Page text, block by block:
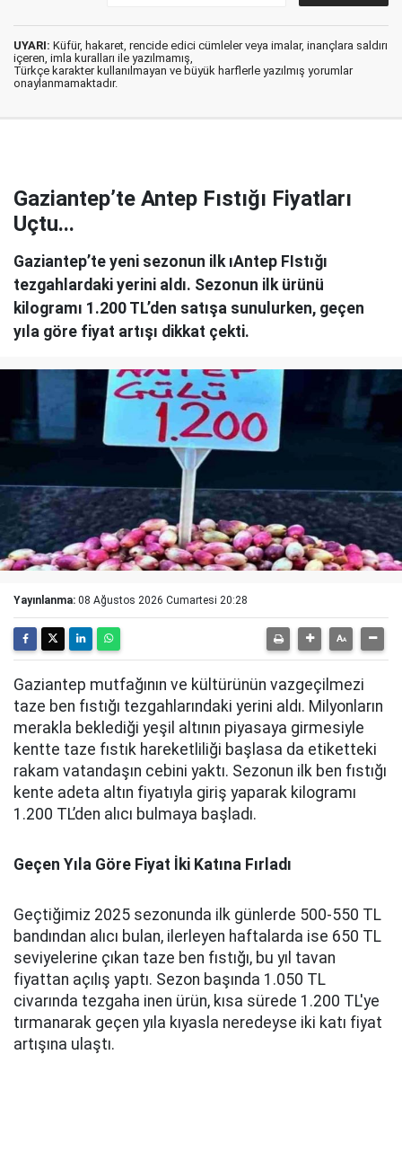
UYARI: Küfür, hakaret, rencide edici cümleler veya imalar, inançlara saldırı
içeren, imla kuralları ile yazılmamış,
Türkçe karakter kullanılmayan ve büyük harflerle yazılmış yorumlar
onaylanmamaktadır.
Gaziantep’te Antep Fıstığı Fiyatları
Uçtu...
Gaziantep’te yeni sezonun ilk ıAntep FIstığı
tezgahlardaki yerini aldı. Sezonun ilk ürünü
kilogramı 1.200 TL’den satışa sunulurken, geçen
yıla göre fiyat artışı dikkat çekti.
Yayınlanma: 08 Ağustos 2026 Cumartesi 20:28
Gaziantep mutfağının ve kültürünün vazgeçilmezi
taze ben fıstığı tezgahlarındaki yerini aldı. Milyonların
merakla beklediği yeşil altının piyasaya girmesiyle
kentte taze fıstık hareketliliği başlasa da etiketteki
rakam vatandaşın cebini yaktı. Sezonun ilk ben fıstığı
kente adeta altın fiyatıyla giriş yaparak kilogramı
1.200 TL’den alıcı bulmaya başladı.
Geçen Yıla Göre Fiyat İki Katına Fırladı
Geçtiğimiz 2025 sezonunda ilk günlerde 500-550 TL
bandından alıcı bulan, ilerleyen haftalarda ise 650 TL
seviyelerine çıkan taze ben fıstığı, bu yıl tavan
fiyattan açılış yaptı. Sezon başında 1.050 TL
civarında tezgaha inen ürün, kısa sürede 1.200 TL'ye
tırmanarak geçen yıla kıyasla neredeyse iki katı fiyat
artışına ulaştı.